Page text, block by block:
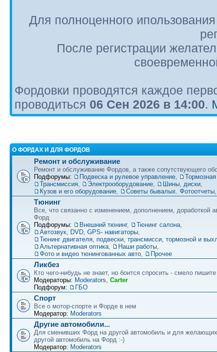
Для полноценного
После регистрации
Фордовки проводятся каждое
проводиться 06 Сен 2026 в 14:00.
О ФОРДАХ И ДЛЯ ФОРДОВ
Ремонт и обслуживание
Ремонт и обслуживание Фордов, а также сопутствующего
Подфорумы:
Подвеска и рулевое управление
Трансмиссия
Электрооборудование Шины, диски
Кузов и его оборудование
Советы бывалых. Фотоотчеты
Тюнинг
Все, что связанно с изменением, дополнением, доработкой
Форд
Подфорумы:
Внешний тюнинг, Тюнинг салона
Автозвук, DVD, GPS- навигаторы
Тюнинг двигателя, подвески, трансмисси, тормозной и
Альтернативная оптика
Наши работы
Фото и видео тюнингованных авто
Прочее
Ликбез
Кто чего-нибудь не знает, но боится спросить - смело
Модераторы: Moderators Carter
Подфорум:
ГБО
Спорт
Все о мотор-спорте и Форде в нем
Модератор: Moderators
Другие автомобили...
Для сменивших Форд на другой автомобиль и для
другой автомобиль на Форд :-)
Модератор: Moderators